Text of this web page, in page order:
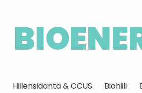
Hiilensidonta & CCUS Biohiili